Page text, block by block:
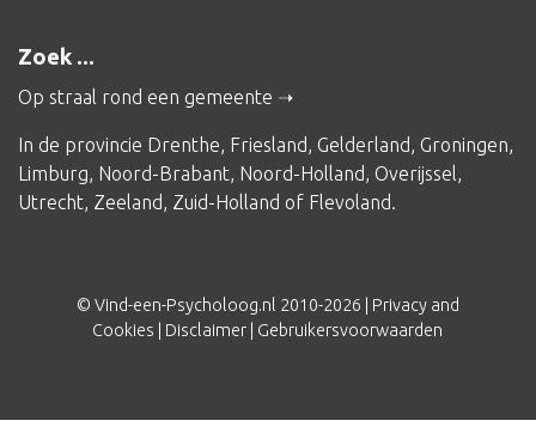
Zoek ...
Op straal rond een gemeente
In de provincie Drenthe, Friesland, Gelderland, Groningen,
Limburg, Noord-Brabant, Noord-Holland, Overijssel,
Utrecht, Zeeland, Zuid-Holland of Flevoland.
© Vind-een-Psycholoog.nl 2010-2026 | Privacy and
Cookies
Disclaimer Gebruikersvoorwaarden